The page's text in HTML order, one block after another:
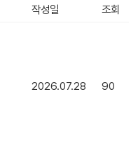
작성일 조회
2026.07.28 90